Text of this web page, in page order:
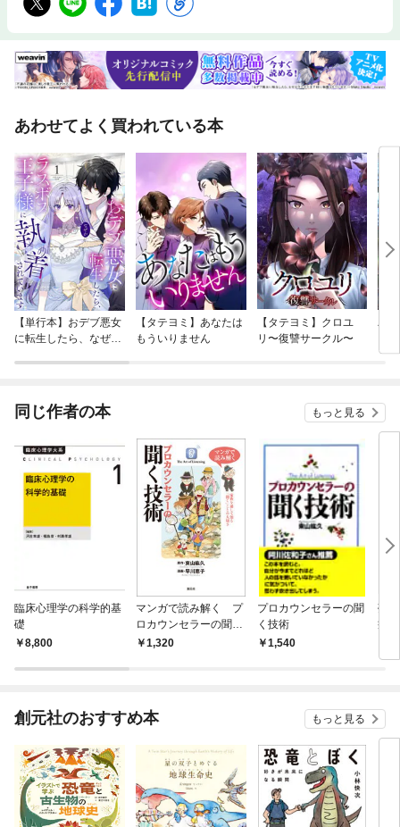
あわせてよく買われている本
【単行本】おデブ悪女
に転生したら、なぜか
【タテヨミ】あなたは
もういりません
【タテヨミ】クロユ
リ〜復讐サークル〜
バ
今
同じ作者の本 もっと見る
臨床心理学の科学的基
礎
8,800
マンガで読み解く プ
ロカウンセラーの聞く
技術1,320
プロカウンセラーの聞
く技術
1,540
夢
症
創元社のおすすめ本 もっと見る